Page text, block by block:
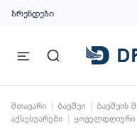
ბრენდები
მთავარი ბავშვი ბავშვის
აქსესუარები